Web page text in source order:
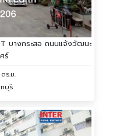
บางกระสอ ถนนแจ้งวัฒนะ
ร์
ร.ม.
บุรี